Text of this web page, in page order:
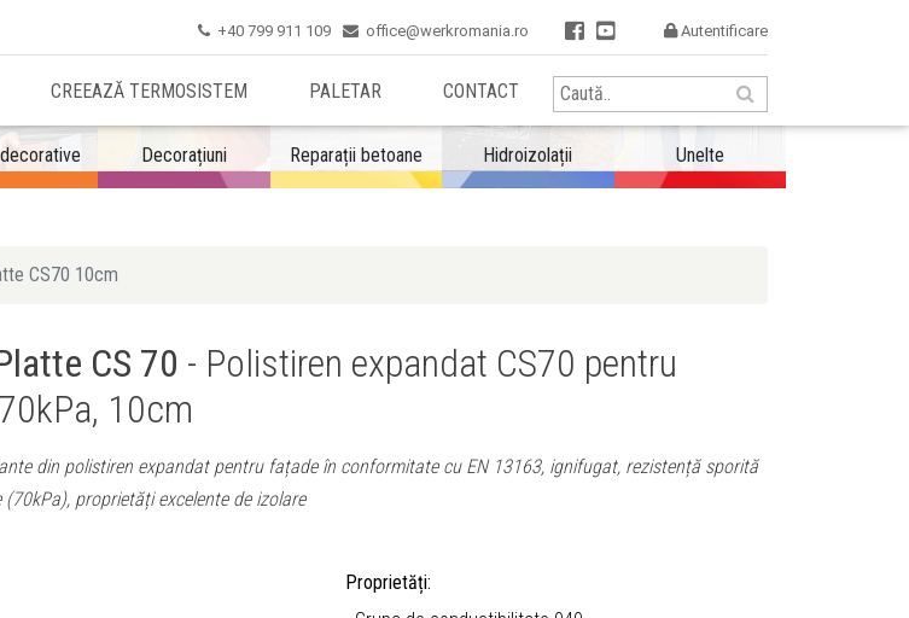
 +40 799 911 109  office@werkromania.ro   Autentificare
CREEAZĂ TERMOSISTEM PALETAR CONTACT
Decorațiuni Reparații betoane Hidroizolații Unelte
CS70 10cm
CS 70 - Polistiren expandat CS70 pentru
10cm
din polistiren expandat pentru fațade în conformitate cu EN 13163, ignifugat, rezistență sporită
(70kPa), proprietăți excelente de izolare
Proprietăți: